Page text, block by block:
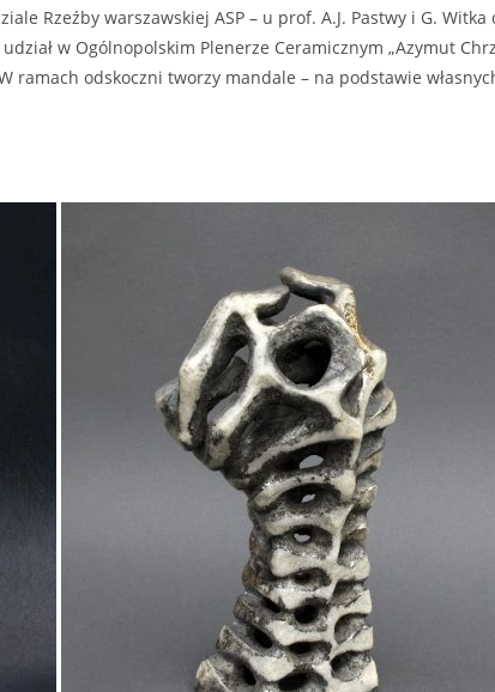
Rzeźby warszawskiej ASP – u prof. A.J. Pastwy i G. Witka
w Ogólnopolskim Plenerze Ceramicznym „Azymut
ramach odskoczni tworzy mandale – na podstawie